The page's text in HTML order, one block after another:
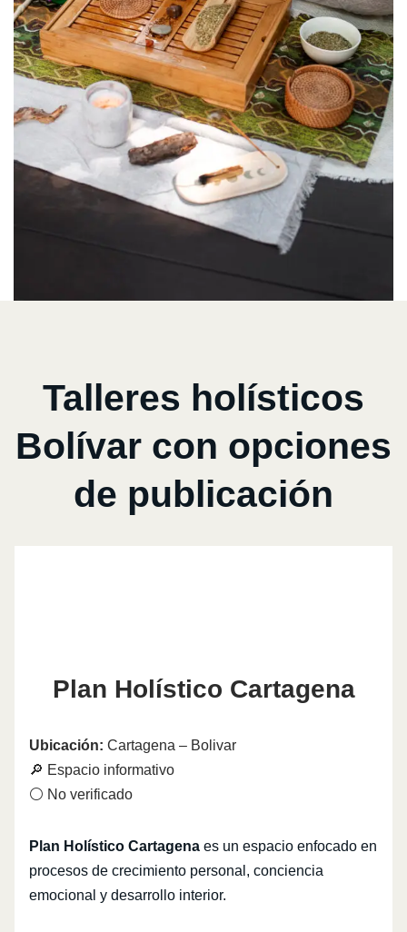
Talleres holísticos
Bolívar con opciones
de publicación
Plan Holístico Cartagena
Ubicación: Cartagena – Bolivar
🔎 Espacio informativo
⚪ No verificado
Plan Holístico Cartagena es un espacio enfocado en
procesos de crecimiento personal, conciencia
emocional y desarrollo interior.